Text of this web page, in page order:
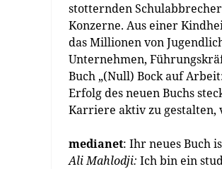
stotternden
Konzerne. Aus einer
das Millionen von
Unternehmen,
Buch „(Null) Bock auf
Erfolg des neuen Buchs
Karriere aktiv zu
medianet: Ihr neues Buch
Ali Mahlodji: Ich bin ein